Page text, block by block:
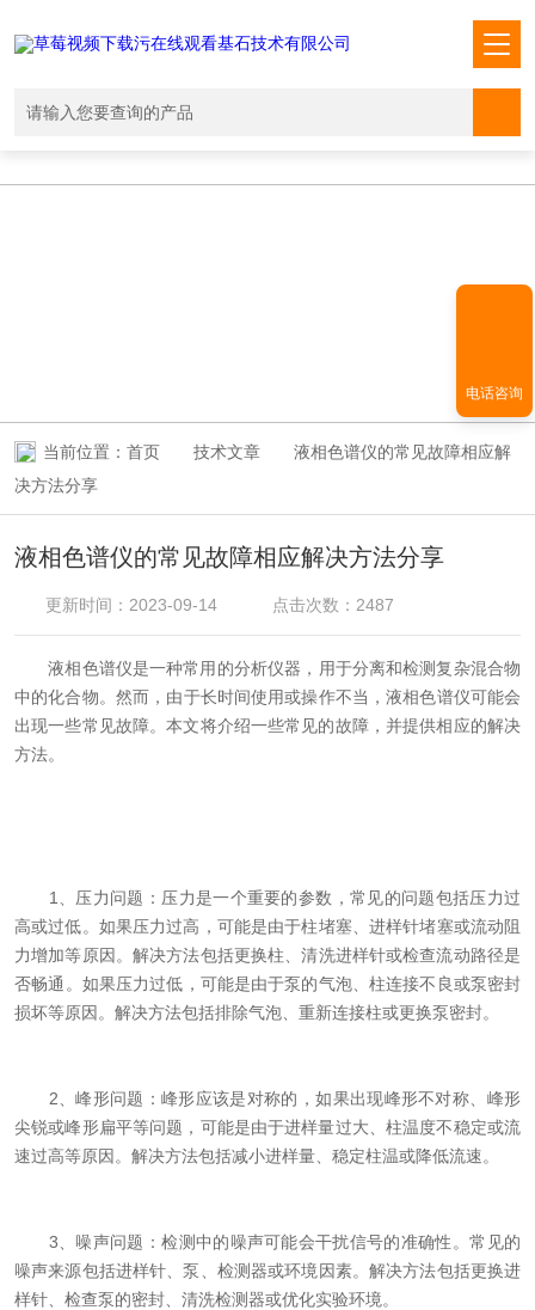
当前位置： 首页 技术文章
液相色谱仪的常见故障相应解
决方法分享
液相色谱仪的常见故障相应解决方法分享
更新时间：2023-09-14 点击次数：2487
液相色谱仪是一种常用的分析仪器，用于分离和检测复杂混合物
中的化合物。然而，由于长时间使用或操作不当，液相色谱仪可能会
出现一些常见故障。本文将介绍一些常见的故障，并提供相应的解决
方法。
1、压力问题：压力是一个重要的参数，常见的问题包括压力过
高或过低。如果压力过高，可能是由于柱堵塞、进样针堵塞或流动阻
力增加等原因。解决方法包括更换柱、清洗进样针或检查流动路径是
否畅通。如果压力过低，可能是由于泵的气泡、柱连接不良或泵密封
损坏等原因。解决方法包括排除气泡、重新连接柱或更换泵密封。
2、峰形问题：峰形应该是对称的，如果出现峰形不对称、峰形
尖锐或峰形扁平等问题，可能是由于进样量过大、柱温度不稳定或流
速过高等原因。解决方法包括减小进样量、稳定柱温或降低流速。
3、噪声问题：检测中的噪声可能会干扰信号的准确性。常见的
噪声来源包括进样针、泵、检测器或环境因素。解决方法包括更换进
样针、检查泵的密封、清洗检测器或优化实验环境。
电话咨询